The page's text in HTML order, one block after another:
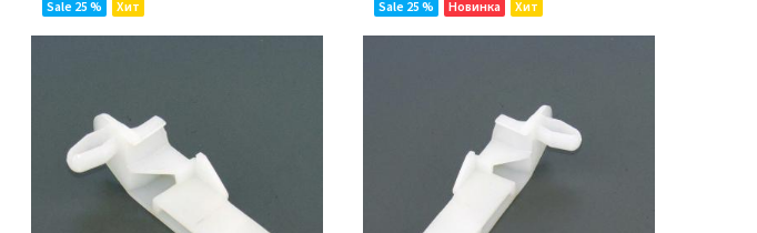
Sale 25 % Хит Sale 25 % Новинка Хит